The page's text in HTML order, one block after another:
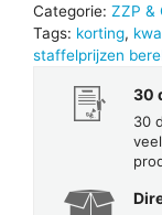
Categorie: ZZP &
Tags: korting,
staffelprijzen
30
30